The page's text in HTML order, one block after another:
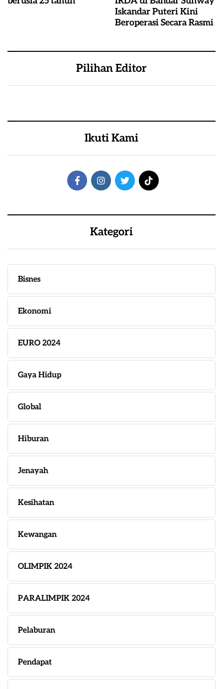
Iskandar Puteri Kini
Beroperasi Secara Rasmi
Pilihan Editor
Ikuti Kami
Kategori
Bisnes
Ekonomi
EURO 2024
Gaya Hidup
Global
Hiburan
Jenayah
Kesihatan
Kewangan
OLIMPIK 2024
PARALIMPIK 2024
Pelaburan
Pendapat